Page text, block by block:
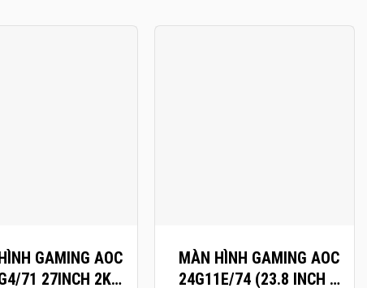
GAMING AOC
71 27INCH 2K
MÀN HÌNH GAMING AOC
24G11E/74 (23.8 INCH –